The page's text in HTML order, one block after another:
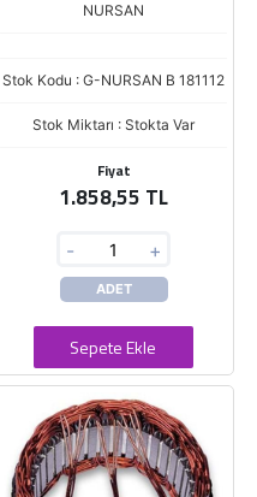
NURSAN
Stok Kodu : G-NURSAN B 181112
Stok Miktarı : Stokta Var
Fiyat
1.858,55 TL
- +
ADET
Sepete Ekle